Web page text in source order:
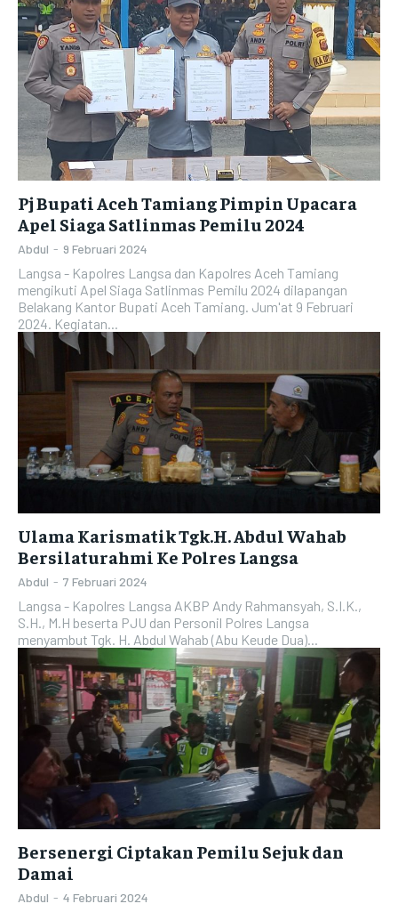
Pj Bupati Aceh Tamiang Pimpin Upacara
Apel Siaga Satlinmas Pemilu 2024
Abdul - 9 Februari 2024
Langsa - Kapolres Langsa dan Kapolres Aceh Tamiang
mengikuti Apel Siaga Satlinmas Pemilu 2024 dilapangan
Belakang Kantor Bupati Aceh Tamiang. Jum'at 9 Februari
2024. Kegiatan...
Ulama Karismatik Tgk.H. Abdul Wahab
Bersilaturahmi Ke Polres Langsa
Abdul - 7 Februari 2024
Langsa - Kapolres Langsa AKBP Andy Rahmansyah, S.I.K.,
S.H., M.H beserta PJU dan Personil Polres Langsa
menyambut Tgk. H. Abdul Wahab (Abu Keude Dua)...
Bersenergi Ciptakan Pemilu Sejuk dan
Damai
Abdul - 4 Februari 2024